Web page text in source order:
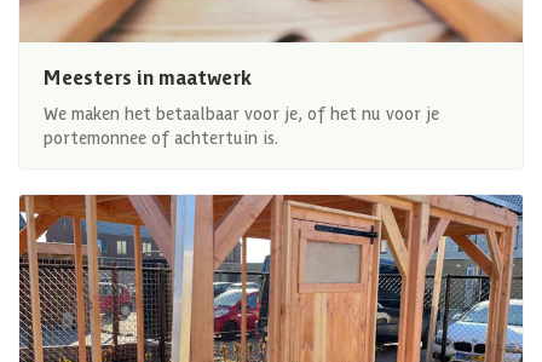
Meesters in maatwerk
We maken het betaalbaar voor je, of het nu voor je
portemonnee of achtertuin is.